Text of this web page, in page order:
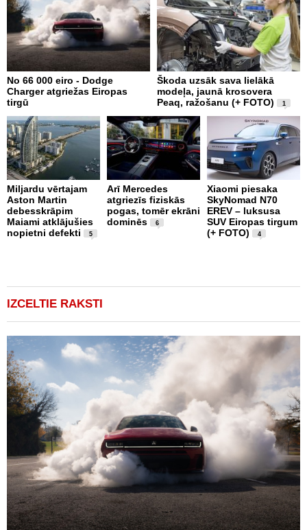
No 66 000 eiro - Dodge
Charger atgriežas Eiropas
tirgū
Škoda uzsāk sava lielākā
modeļa, jaunā krosovera
Peaq, ražošanu (+ FOTO)
1
Miljardu vērtajam
Aston Martin
debesskrāpim
Maiami atklājušies
nopietni defekti
5
Arī Mercedes
atgriezīs fiziskās
pogas, tomēr ekrāni
dominēs
6
Xiaomi piesaka
SkyNomad N70
EREV – luksusa
SUV Eiropas tirgum
(+ FOTO)
4
IZCELTIE RAKSTI